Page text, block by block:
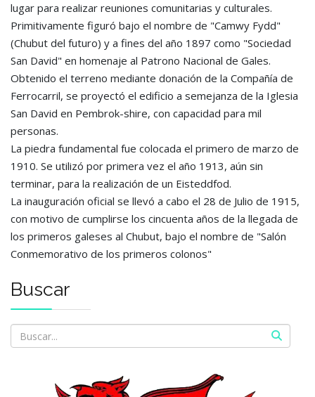
lugar para realizar reuniones comunitarias y culturales.
Primitivamente figuró bajo el nombre de "Camwy Fydd"
(Chubut del futuro) y a fines del año 1897 como "Sociedad
San David" en homenaje al Patrono Nacional de Gales.
Obtenido el terreno mediante donación de la Compañía de
Ferrocarril, se proyectó el edificio a semejanza de la Iglesia
San David en Pembrok-shire, con capacidad para mil
personas.
La piedra fundamental fue colocada el primero de marzo de
1910. Se utilizó por primera vez el año 1913, aún sin
terminar, para la realización de un Eisteddfod.
La inauguración oficial se llevó a cabo el 28 de Julio de 1915,
con motivo de cumplirse los cincuenta años de la llegada de
los primeros galeses al Chubut, bajo el nombre de "Salón
Conmemorativo de los primeros colonos"
Buscar